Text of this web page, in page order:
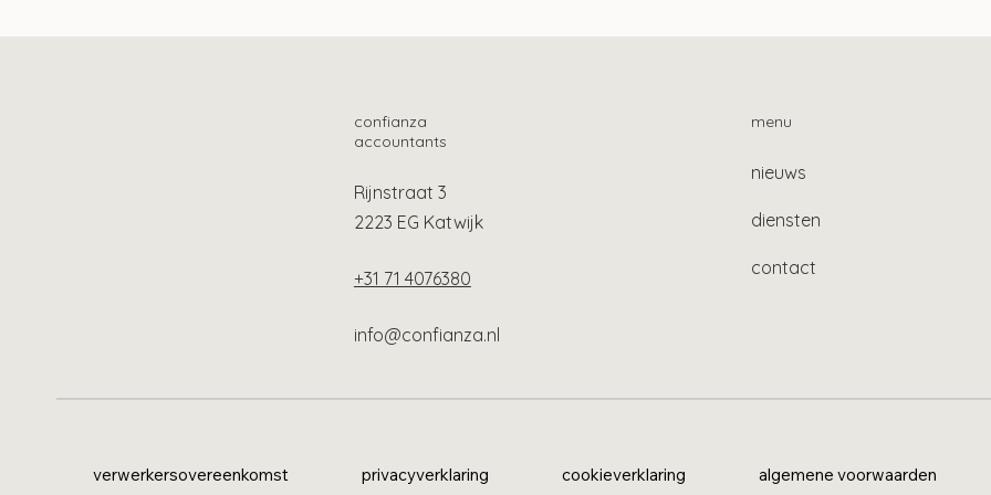
internetconsultatie
confianza
accountants
Rijnstraat 3
2223 EG Katwijk
+31 71 4076380
info@confianza.nl
menu
nieuws
diensten
contact
verwerkersovereenkomst privacyverklaring cookieverklaring algemene voorwaarden